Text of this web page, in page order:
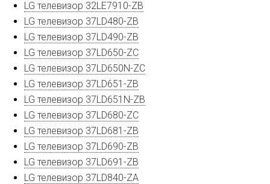
LG телевизор 32LE7910-ZB
LG телевизор 37LD480-ZB
LG телевизор 37LD490-ZB
LG телевизор 37LD650-ZC
LG телевизор 37LD650N-ZC
LG телевизор 37LD651-ZB
LG телевизор 37LD651N-ZB
LG телевизор 37LD680-ZC
LG телевизор 37LD681-ZB
LG телевизор 37LD690-ZB
LG телевизор 37LD691-ZB
LG телевизор 37LD840-ZA